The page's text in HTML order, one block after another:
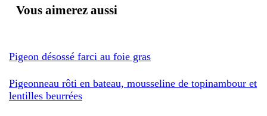
Vous aimerez aussi
Pigeon désossé farci au foie gras
Pigeonneau rôti en bateau, mousseline de topinambour et
lentilles beurrées